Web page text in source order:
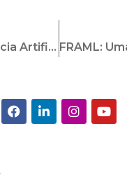
Inteligência Artificial E Compliance: Como Identificar Oportunidades E Aumentar A Eficiência?